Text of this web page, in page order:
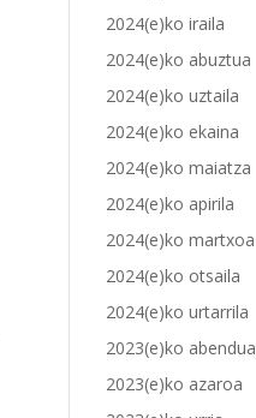
2024(e)ko iraila
2024(e)ko abuztua
2024(e)ko uztaila
2024(e)ko ekaina
2024(e)ko maiatza
2024(e)ko apirila
2024(e)ko martxoa
2024(e)ko otsaila
2024(e)ko urtarrila
2023(e)ko abendua
2023(e)ko azaroa